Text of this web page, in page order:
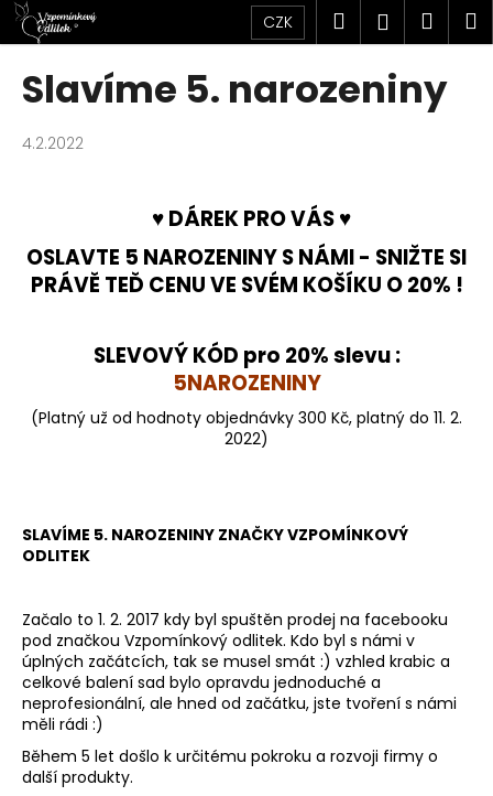
Přejít
obsah
CZK Hledat
Slavíme 5. narozeniny
4.2.2022
♥ DÁREK PRO VÁS♥
OSLAVTE 5 NAROZENINY S NÁMI - SNIŽTE SI
PRÁVĚ TEĎ CENU VE SVÉM KOŠÍKU O 20% !
SLEVOVÝ KÓD pro 20% slevu :
5NAROZENINY
(Platný už od hodnoty objednávky 300 Kč, platný do 11. 2.
2022)
SLAVÍME 5. NAROZENINY ZNAČKY VZPOMÍNKOVÝ
ODLITEK
Začalo to 1. 2. 2017 kdy byl spuštěn prodej na facebooku
pod značkou Vzpomínkový odlitek. Kdo byl s námi v
úplných začátcích, tak se musel smát :) vzhled krabic a
celkové balení sad bylo opravdu jednoduché a
neprofesionální, ale hned od začátku, jste tvoření s námi
měli rádi :)
Během 5 let došlo k určitému pokroku a rozvoji firmy o
další produkty.
K
o
o
ř
e
e
a
j
t
?
HLEDAT